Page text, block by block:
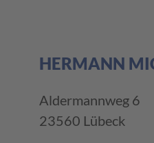
HERMANN
Aldermannweg 6
23560 Lübeck